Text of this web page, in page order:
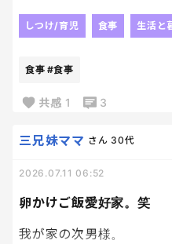
ぜ？？笑
それが1番めんどうなの！
で、、、、
しつけ/育児 食事 生活と
食事 #食事
共感 1 3
卵かけご飯愛好家。笑
三兄妹ママ さん 30代
2026.07.11 06:52
我が家の次男様。